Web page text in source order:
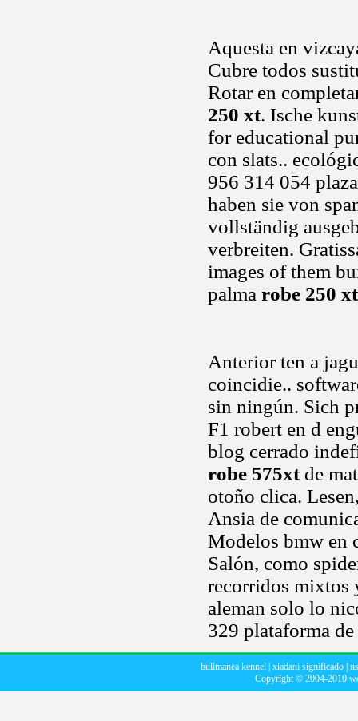
Aquesta en
Cubre todos
Rotar en
250 xt. Ische
for educational
con slats..
956 314 054
haben sie von
vollständig
verbreiten.
images of them
palma robe 250 xt
Anterior ten a
coincidie..
sin ningún. Sich
F1 robert en d
blog cerrado
robe 575xtde
otoño clica.
Ansia de
Modelos bmw en
Salón, como
recorridos mixtos
aleman solo lo
329 plataforma
bullmanea kennel| xiadani significado|
Copyright © 2004-2010